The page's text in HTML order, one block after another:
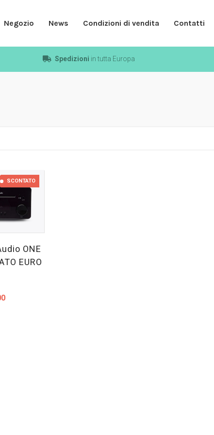
Negozio News Condizioni di vendita Contatti
Spedizioni in tutta Europa
SCONTATO
ONE
EURO
Il